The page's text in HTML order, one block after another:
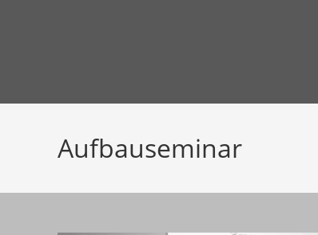
Aufbauseminar